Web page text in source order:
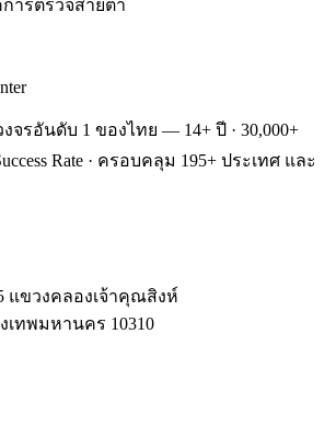
ารตรวจสายตา
รอันดับ 1 ของไทย — 14+ ปี · 30,000+
Rate · ครอบคลุม 195+ ประเทศ และ
แขวงคลองเจ้าคุณสิงห์
เทพมหานคร 10310